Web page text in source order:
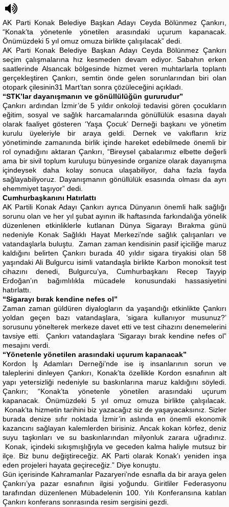
AK Parti Konak Belediye Başkan Adayı Ceyda Bölünmez Çankırı,
“Konak’ta yönetenle yönetilen arasındaki uçurum kapanacak.
Önümüzdeki 5 yıl omuz omuza birlikte çalışılacak” dedi.
AK Parti Konak Belediye Başkan Adayı Ceyda Bölünmez Çankırı
seçim çalışmalarına hız kesmeden devam ediyor. Sabahın erken
saatlerinde Alsancak bölgesinde hizmet veren muhtarlarla toplantı
gerçekleştiren Çankırı, semtin önde gelen sorunlarından biri olan
otopark çilesinin31 Mart’tan sonra çözüleceğini açıkladı.
“STK’lar dayanışmanın ve gönüllülüğün gururudur”
Çankırı ardından İzmir’de 5 yıldır onkoloji tedavisi gören çocukların
eğitim, sosyal ve sağlık harcamalarında gönüllülük esasına dayalı
olarak faaliyet gösteren ‘Yaşa Çocuk’ Derneği başkanı ve yönetim
kurulu üyeleriyle bir araya geldi. Dernek ve vakıfların kriz
yönetiminde zamanında birlik içinde hareket edebilmede önemli bir
rol oynadığını aktaran Çankırı, “Bireysel çabalarımız elbette değerli
ama bir sivil toplum kuruluşu bünyesinde organize olarak dayanışma
içindeysek daha kolay sonuca ulaşabiliyor, daha fazla fayda
sağlayabiliyoruz. Dayanışmanın gönüllülük esasında olması da ayrı
ehemmiyet taşıyor” dedi.
Cumhurbaşkanını Hatırlattı
AK Partili Konak Adayı Çankırı ayrıca Dünyanın önemli halk sağlığı
sorunu olan ve her yıl şubat ayının ilk haftasında farkındalığa yönelik
düzenlenen etkinliklerle kutlanan Dünya Sigarayı Bırakma günü
nedeniyle Konak Sağlıklı Hayat Merkezi’nde sağlık çalışanları ve
vatandaşlarla buluştu. Zaman zaman kendisinin pasif içiciliğe maruz
kaldığını belirten Çankırı burada 40 yıldır sigara tiryakisi olan 58
yaşındaki Ali Bulgurcu isimli vatandaşla birlikte Karbon monoksit test
cihazını denedi, Bulgurcu’ya, Cumhurbaşkanı Recep Tayyip
Erdoğan’ın bağımlılıkla mücadele konusundaki hassasiyetini
hatırlattı.
“Sigarayı bırak kendine nefes ol”
Zaman zaman güldüren diyalogların da yaşandığı etkinlikte Çankırı
yoldan geçen bazı vatandaşlara, ‘sigara kullanıyor musunuz?’
sorusunu yönelterek merkeze davet etti ve test cihazını denemelerini
tavsiye etti. Çankırı vatandaşlara ‘Sigarayı bırak kendine nefes ol”
mesajını verdi.
“Yönetenle yönetilen arasındaki uçurum kapanacak”
Kordon İş Adamları Derneği’nde ise iş insanlarının sorun ve
taleplerini dinleyen Çankırı, Konak’ta özellikle Kordon esnafının alt
yapı yetersizliği nedeniyle su baskınlarına maruz kaldığını söyledi.
Çankırı; “Konak’ta yönetenle yönetilen arasındaki uçurum
kapanacak. Önümüzdeki 5 yıl omuz omuza birlikte çalışılacak.
Konak’ta hizmetin tarihini biz yazacağız siz de yaşayacaksınız. Sizler
burada denize sıfır noktada İzmir’in aslında en önemli ekonomik
kazancını sağlayan kalemlerden birisiniz. Ancak kokan körfez, deniz
suyu taşkınları ve su baskınlarından milyonluk zarara uğradınız.
Konak, içindeki sıkışmışlığıyla ve geceden kalma haliyle mutsuz bir
ilçe. Biz bunu değiştireceğiz. AK Parti olarak Konak’ı yeniden inşa
eden projeleri hayata geçireceğiz.” Diye konuştu.
Gün içerisinde Kahramanlar Pazaryeri’nde esnafla da bir araya gelen
Çankırı’ya pazar esnafının ilgisi yoğundu. Giritliler Federasyonu
tarafından düzenlenen Mübadelenin 100. Yılı Konferansına katılan
Çankırı konferans sonrasında resim sergisini gezdi.